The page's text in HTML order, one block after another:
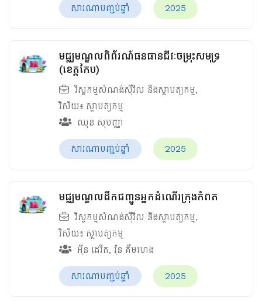
សារណាបញ្ចប់ឆ្នាំ 2025
មជ្ឈមណ្ឌលពិព័រណ៍ធនធានជីវៈចម្រុះសមុទ្រ
(ខេត្តកែប)
វិស្វកម្មសំណង់ស៊ីវិល និងស្ថាបត្យកម្ម,
វិស័យ៖ ស្ថាបត្យកម្ម
ឈុន សុបញ្ញា
សារណាបញ្ចប់ឆ្នាំ 2025
មជ្ឈមណ្ឌលដឹកជញ្ជូនអ្នកដំណើរក្រុងកំពត
វិស្វកម្មសំណង់ស៊ីវិល និងស្ថាបត្យកម្ម,
វិស័យ៖ ស្ថាបត្យកម្ម
អ៊ីន ដេវីត, វ៉ុន គឹមហេង
សារណាបញ្ចប់ឆ្នាំ 2025